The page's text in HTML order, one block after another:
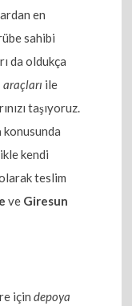
en
sahibi
da oldukça
araçları ile
taşıyoruz.
konusunda
kendi
teslim
ve Giresun
içindepoya